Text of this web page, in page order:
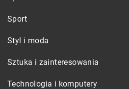
Sport
Styl i moda
Sztuka i zainteresowania
Technologia i komputery